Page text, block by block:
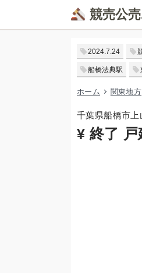
競売公売
2024.7.24
船橋法典駅
ホーム 関東地方
千葉県船橋市
¥ 終了 戸